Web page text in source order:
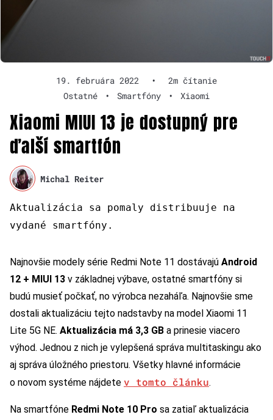
19. februára 2022 •
2m čítanie
Ostatné
• Smartfóny • Xiaomi
Xiaomi MIUI 13 je dostupný pre
ďalší smartfón
Michal Reiter
Aktualizácia sa pomaly distribuuje na
vydané smartfóny.
Najnovšie modely série Redmi Note 11 dostávajú Android
12 + MIUI 13 v základnej výbave, ostatné smartfóny si
budú musieť počkať, no výrobca nezaháľa. Najnovšie sme
dostali aktualizáciu tejto nadstavby na model Xiaomi 11
Lite 5G NE. Aktualizácia má 3,3 GB a prinesie viacero
výhod. Jednou z nich je vylepšená správa multitaskingu ako
aj správa úložného priestoru. Všetky hlavné informácie
o novom systéme nájdete v tomto článku.
Na smartfóne Redmi Note 10 Pro sa zatiaľ aktualizácia